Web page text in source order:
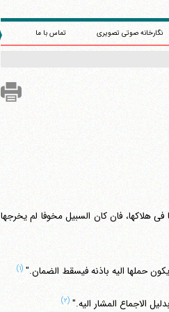
نگارخانه صوتی تصویری تماس با ما
هلاکها، فان کان السبیل مخوفا لم یخرجها
حملها الیه باذنه فیسقط الضمان."(۱)
الاجماع المشار الیه."(۲)